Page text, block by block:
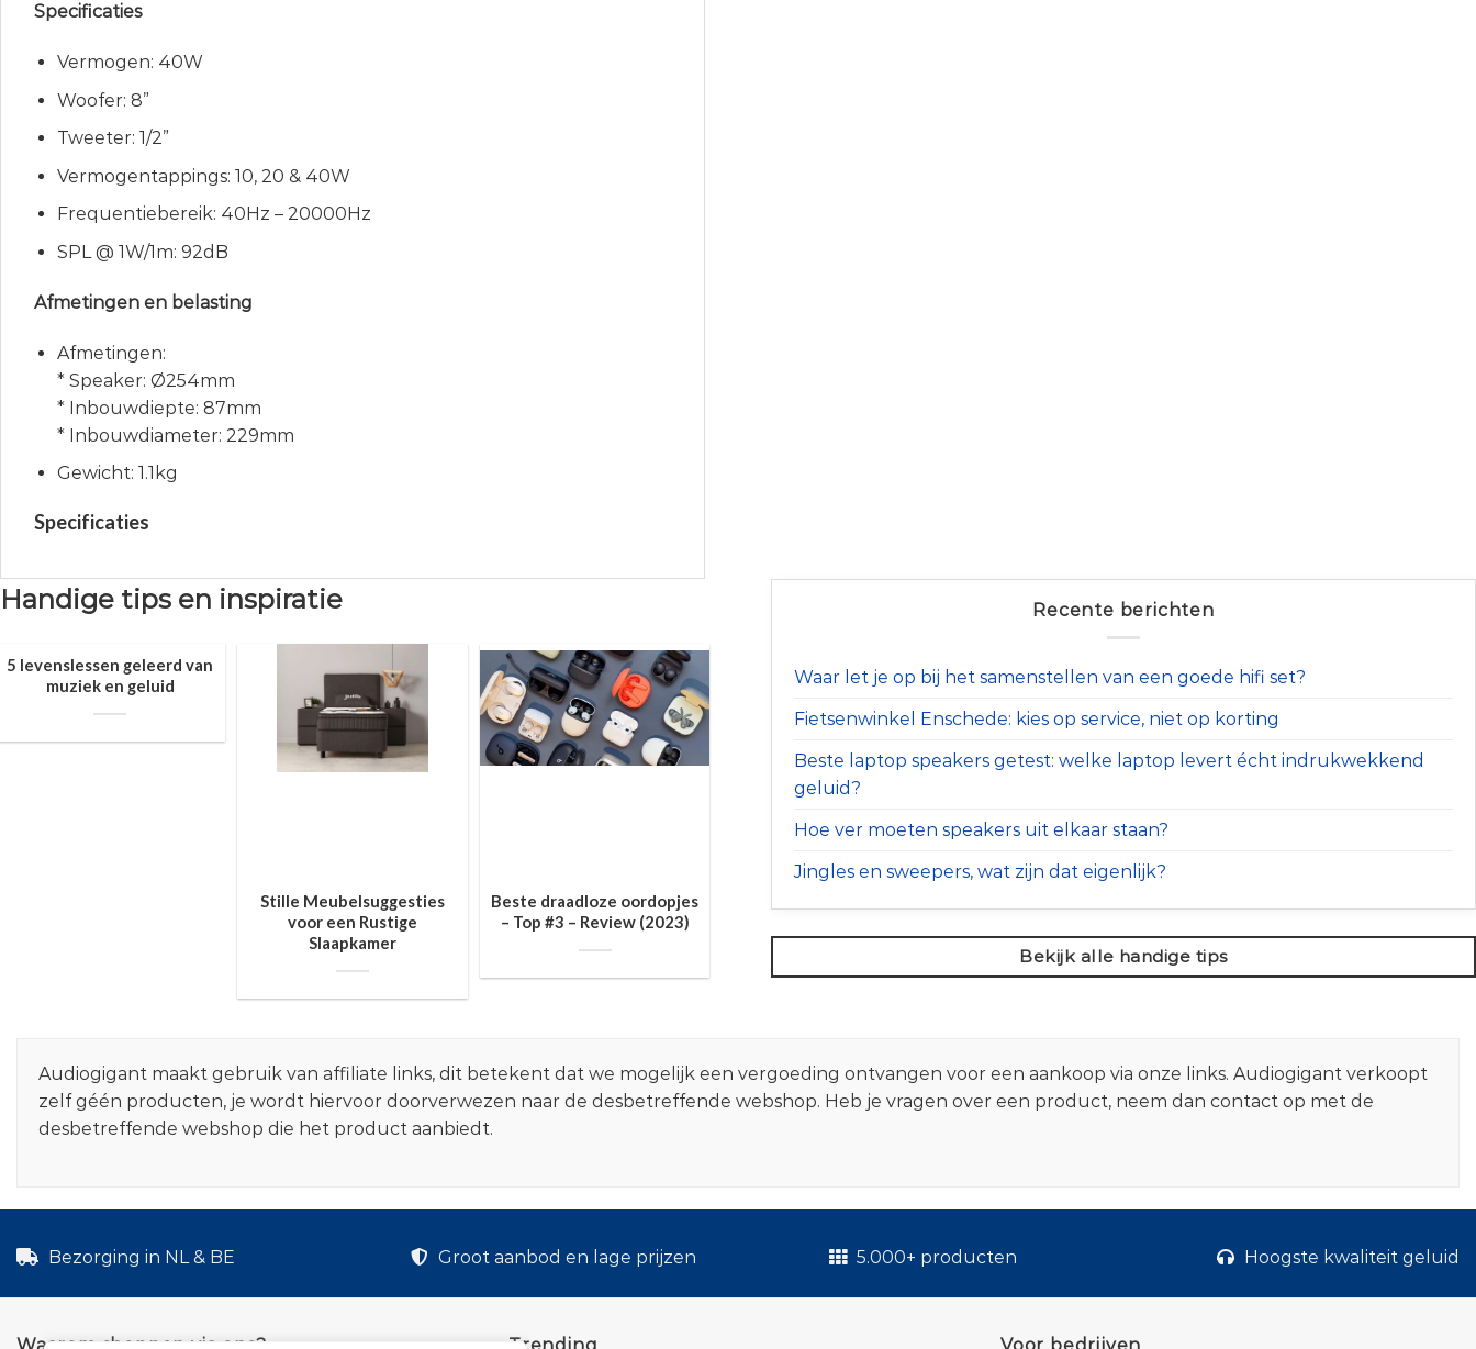
Specificaties
Vermogen: 40W
Woofer: 8”
Tweeter: 1/2”
Vermogentappings: 10, 20 & 40W
Frequentiebereik: 40Hz – 20000Hz
SPL @ 1W/1m: 92dB
Afmetingen en belasting
Afmetingen:
* Speaker: Ø254mm
* Inbouwdiepte: 87mm
* Inbouwdiameter: 229mm
Gewicht: 1.1kg
Specificaties
Handige tips en inspiratie
5 levenslessen geleerd van
muziek en geluid
Stille Meubelsuggesties
voor een Rustige
Slaapkamer
Beste draadloze oordopjes
– Top #3 – Review (2023)
Recente berichten
Waar let je op bij het samenstellen van een goede hifi set?
Fietsenwinkel Enschede: kies op service, niet op korting
Beste laptop speakers getest: welke laptop levert écht indrukwekkend
geluid?
Hoe ver moeten speakers uit elkaar staan?
Jingles en sweepers, wat zijn dat eigenlijk?
Bekijk alle handige tips
Audiogigant maakt gebruik van affiliate links, dit betekent dat we mogelijk een vergoeding ontvangen voor een aankoop via onze links. Audiogigant verkoopt
zelf géén producten, je wordt hiervoor doorverwezen naar de desbetreffende webshop. Heb je vragen over een product, neem dan contact op met de
desbetreffende webshop die het product aanbiedt.
Bezorging in NL & BE Groot aanbod en lage prijzen 5.000+ producten Hoogste kwaliteit geluid
Waarom shoppen via ons? Trending Voor bedrijven